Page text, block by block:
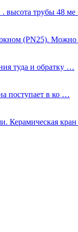
. высота трубы 48
(PN25).
туда и обратку …
поступает в ко …
Керамическая